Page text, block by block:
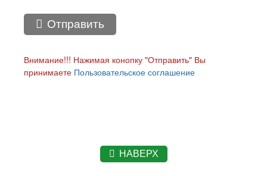
Отправить
Внимание!!! Нажимая конопку "Отправить" Вы
принимаете Пользовательское соглашение
НАВЕРХ